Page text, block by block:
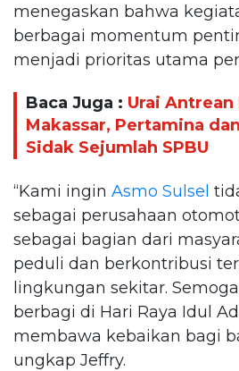
menegaskan bahwa
berbagai momentum
menjadi prioritas utama
Baca Juga : Urai
Makassar, Pertamina
Sidak Sejumlah SPBU
“Kami ingin Asmo Sulsel
sebagai perusahaan
sebagai bagian dari
peduli dan berkontribusi
lingkungan sekitar.
berbagi di Hari Raya Idul
membawa kebaikan bagi
ungkap Jeffry.